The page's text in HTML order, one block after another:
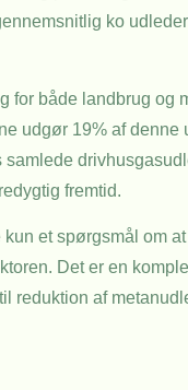
ko
både landbrug og
udgør 19% af
fremtid.
et spørgsmål om
Det er en
reduktion af